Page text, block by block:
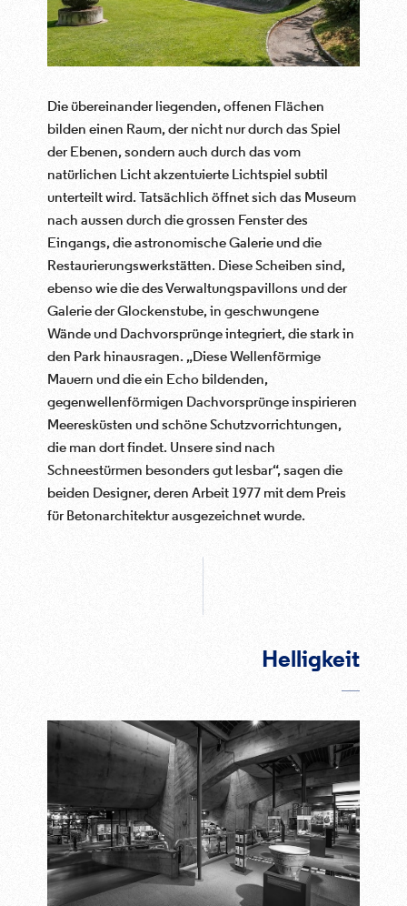
Die übereinander liegenden, offenen Flächen
bilden einen Raum, der nicht nur durch das Spiel
der Ebenen, sondern auch durch das vom
natürlichen Licht akzentuierte Lichtspiel subtil
unterteilt wird. Tatsächlich öffnet sich das Museum
nach aussen durch die grossen Fenster des
Eingangs, die astronomische Galerie und die
Restaurierungswerkstätten. Diese Scheiben sind,
ebenso wie die des Verwaltungspavillons und der
Galerie der Glockenstube, in geschwungene
Wände und Dachvorsprünge integriert, die stark in
den Park hinausragen. „Diese Wellenförmige
Mauern und die ein Echo bildenden,
gegenwellenförmigen Dachvorsprünge inspirieren
Meeresküsten und schöne Schutzvorrichtungen,
die man dort findet. Unsere sind nach
Schneestürmen besonders gut lesbar“, sagen die
beiden Designer, deren Arbeit 1977 mit dem Preis
für Betonarchitektur ausgezeichnet wurde.
Helligkeit